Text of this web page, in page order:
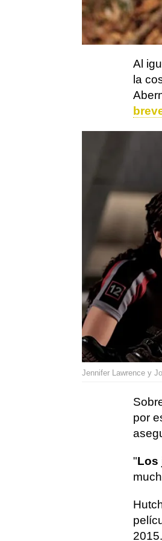
de la
a
ya
Al
la
Jennifer Lawrence y
por
"Los
2015.